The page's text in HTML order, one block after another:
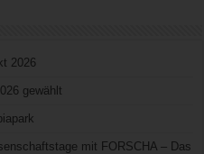
2026
gewählt
mit FORSCHA – Das